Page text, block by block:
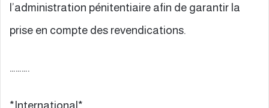
l’administration pénitentiaire afin de garantir la
prise en compte des revendications.
……….
*International*